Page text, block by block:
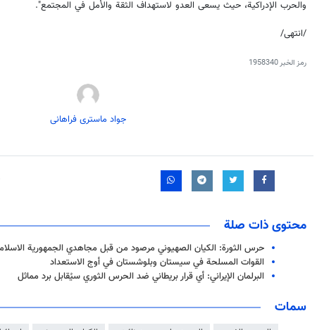
والحرب الإدراكية، حيث يسعى العدو لاستهداف الثقة والأمل في المجتمع".
/انتهى/
رمز الخبر1958340
جواد ماستری فراهانی
محتوى ذات صلة
حرس الثورة: الكيان الصهيوني مرصود من قبل مجاهدي الجمهورية
القوات المسلحة في سيستان وبلوشستان في أوج الاستعداد
البرلمان الإيراني: أي قرار بريطاني ضد الحرس الثوري سيُقابل برد مماثل
سمات